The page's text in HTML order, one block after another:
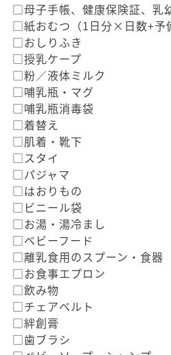
□母子手帳、健康保険証、乳
□紙おむつ（1日分×日数+予
□おしりふき
□授乳ケープ
□粉／液体ミルク
□哺乳瓶・マグ
□哺乳瓶消毒袋
□着替え
□肌着・靴下
□スタイ
□パジャマ
□はおりもの
□ビニール袋
□お湯・湯冷まし
□ベビーフード
□離乳食用のスプーン・食器
□お食事エプロン
□飲み物
□チェアベルト
□絆創膏
□歯ブラシ